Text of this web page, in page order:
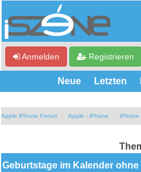
Anmelden Registrieren
Neue Letzten
Apple iPhone Forum Apple - iPhone iPhone
Geburtstage im Kalender ohne